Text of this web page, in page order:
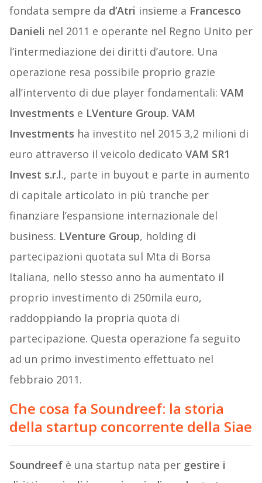
fondata sempre da d’Atri insieme a Francesco
Danieli nel 2011 e operante nel Regno Unito per
l’intermediazione dei diritti d’autore. Una
operazione resa possibile proprio grazie
all’intervento di due player fondamentali: VAM
Investments e LVenture Group. VAM
Investments ha investito nel 2015 3,2 milioni di
euro attraverso il veicolo dedicato VAM SR1
Invest s.r.l., parte in buyout e parte in aumento
di capitale articolato in più tranche per
finanziare l’espansione internazionale del
business. LVenture Group, holding di
partecipazioni quotata sul Mta di Borsa
Italiana, nello stesso anno ha aumentato il
proprio investimento di 250mila euro,
raddoppiando la propria quota di
partecipazione. Questa operazione fa seguito
ad un primo investimento effettuato nel
febbraio 2011.
Che cosa fa Soundreef: la storia
della startup concorrente della Siae
Soundreefè una startup nata per gestire i